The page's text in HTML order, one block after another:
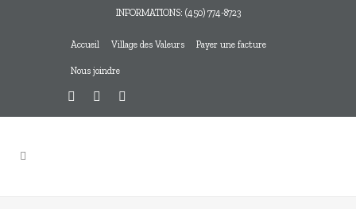
INFORMATIONS: (450) 774-8723
Accueil Village des Valeurs Payer une facture
Nous joindre